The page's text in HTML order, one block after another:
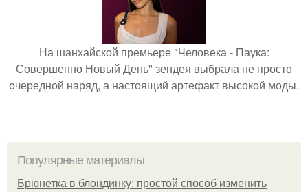
На шанхайской премьере "Человека - Паука:
Совершенно Новый День" зендея выбрала не просто
очередной наряд, а настоящий артефакт высокой моды.
Популярные материалы
Брюнетка в блондинку: простой способ изменить